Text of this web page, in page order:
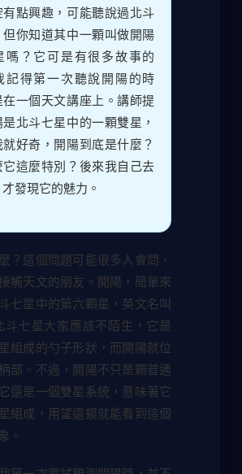
點興趣，可能聽說過北斗
但你知道其中一顆叫做開陽
嗎？它可是有很多故事的
記得第一次聽說開陽的時
一個天文講座上。講師提
北斗七星中的一顆雙星，
就好奇，開陽到底是什麼？
它這麼特別？後來我自己去
發現它的魅力。
？這個問題可能很多人會問，
觸天文的朋友。開陽，簡單來
七星中的第六顆星，英文名叫
斗七星大家應該不陌生，它是
組成的勺子形狀，而開陽就位
部。不過，開陽不只是顆普通
還是一個雙星系統，意味著它
組成，用望遠鏡就能看到這個
。